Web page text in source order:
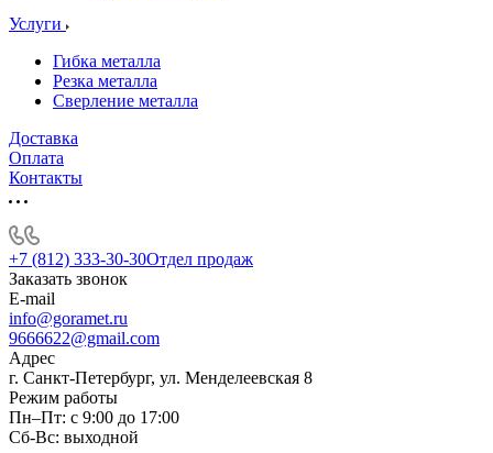
Услуги
Гибка металла
Резка металла
Сверление металла
Доставка
Оплата
Контакты
+7 (812) 333-30-30Отдел продаж
Заказать звонок
E-mail
info@goramet.ru
9666622@gmail.com
Адрес
г. Санкт-Петербург, ул. Менделеевская 8
Режим работы
Пн–Пт: с 9:00 до 17:00
Сб-Вс: выходной